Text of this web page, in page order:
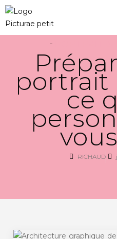
portrait
ce
RICHAUD